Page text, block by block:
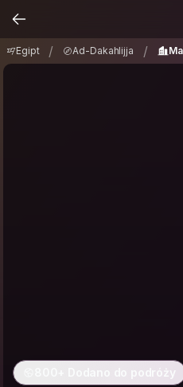
Egipt / Ad-Dakahlijja /
800+ Dodano do podróży